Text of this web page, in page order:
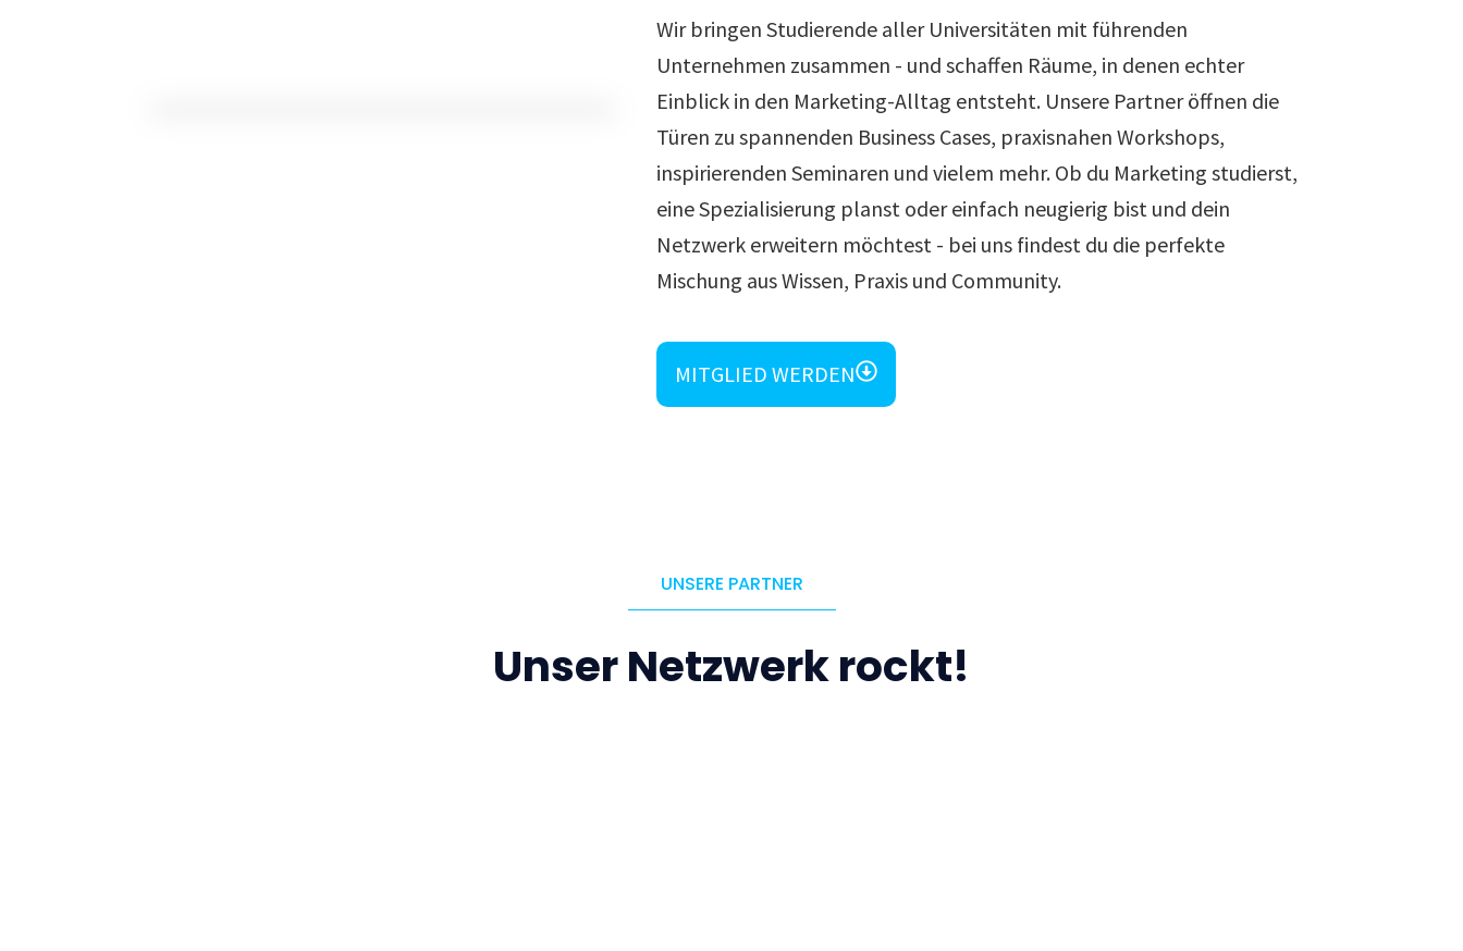
Wir bringen Studierende aller Universitäten mit führenden
Unternehmen zusammen - und schaffen Räume, in denen echter
Einblick in den Marketing-Alltag entsteht. Unsere Partner öffnen die
Türen zu spannenden Business Cases, praxisnahen Workshops,
inspirierenden Seminaren und vielem mehr. Ob du Marketing studierst,
eine Spezialisierung planst oder einfach neugierig bist und dein
Netzwerk erweitern möchtest - bei uns findest du die perfekte
Mischung aus Wissen, Praxis und Community.
MITGLIED WERDEN
UNSERE PARTNER
Unser Netzwerk rockt!